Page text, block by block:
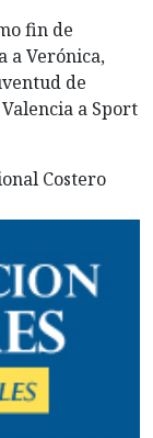
fin de
a Verónica,
de
a Sport
Costero